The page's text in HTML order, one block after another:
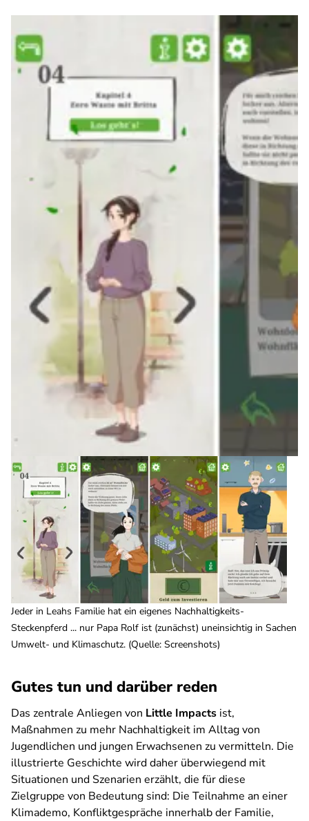
Jeder in Leahs Familie hat ein eigenes Nachhaltigkeits-
Steckenpferd ... nur Papa Rolf ist (zunächst) uneinsichtig in Sachen
Umwelt- und Klimaschutz. (Quelle: Screenshots)
Gutes tun und darüber reden
Das zentrale Anliegen von Little Impacts ist,
Maßnahmen zu mehr Nachhaltigkeit im Alltag von
Jugendlichen und jungen Erwachsenen zu vermitteln. Die
illustrierte Geschichte wird daher überwiegend mit
Situationen und Szenarien erzählt, die für diese
Zielgruppe von Bedeutung sind: Die Teilnahme an einer
Klimademo, Konfliktgespräche innerhalb der Familie,